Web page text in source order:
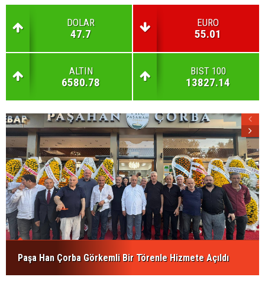
DOLAR
47.7
EURO
55.01
ALTIN
6580.78
BIST 100
13827.14
Paşa Han Çorba Görkemli Bir Törenle Hizmete Açıldı